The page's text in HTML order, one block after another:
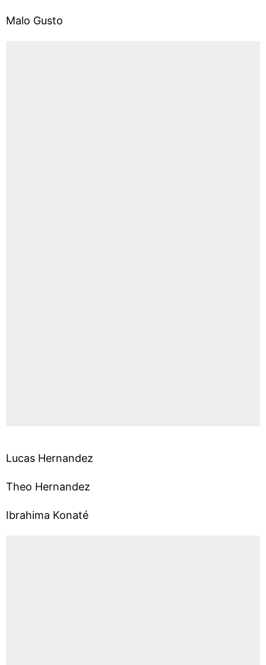
Malo Gusto
Lucas Hernandez
Theo Hernandez
Ibrahima Konaté